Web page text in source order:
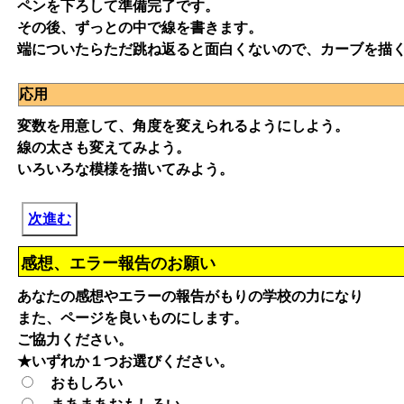
ペンを下ろして準備完了です。
その後、ずっとの中で線を書きます。
端についたらただ跳ね返ると面白くないので、カーブを描
応用
変数を用意して、角度を変えられるようにしよう。
線の太さも変えてみよう。
いろいろな模様を描いてみよう。
次進む
感想、エラー報告のお願い
あなたの感想やエラーの報告がもりの学校の力になり
また、ページを良いものにします。
ご協力ください。
★いずれか１つお選びください。
おもしろい